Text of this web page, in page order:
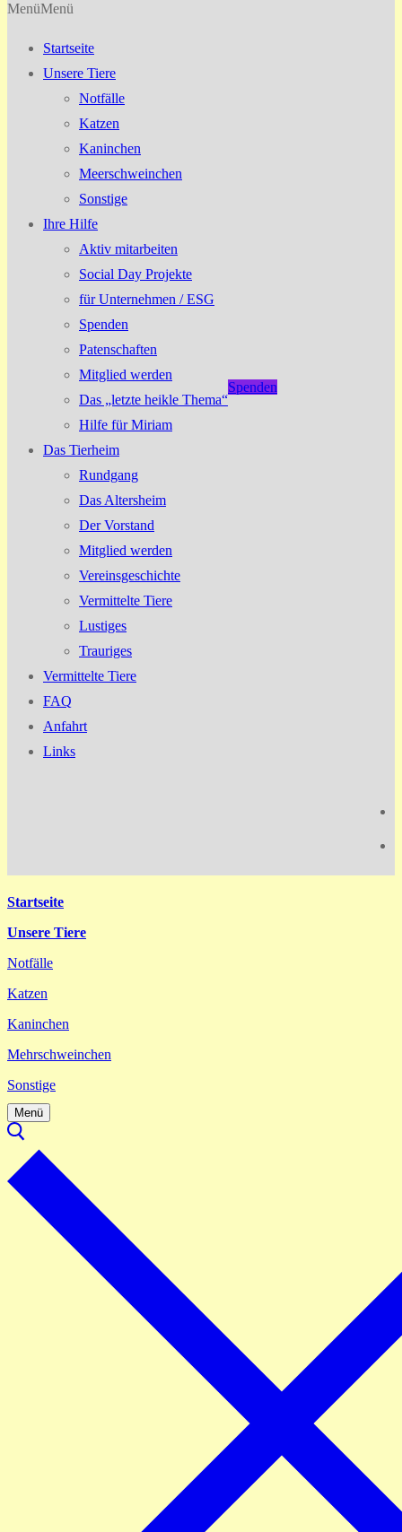
MenüMenü
Startseite
Unsere Tiere
Notfälle
Katzen
Kaninchen
Meerschweinchen
Sonstige
Ihre Hilfe
Aktiv mitarbeiten
Social Day Projekte
für Unternehmen / ESG
Spenden
Patenschaften
Mitglied werden
Das „letzte heikle Thema“
Hilfe für Miriam
Das Tierheim
Rundgang
Das Altersheim
Der Vorstand
Mitglied werden
Vereinsgeschichte
Vermittelte Tiere
Lustiges
Trauriges
Vermittelte Tiere
FAQ
Anfahrt
Links
Spenden
Startseite
Unsere Tiere
Notfälle
Katzen
Kaninchen
Mehrschweinchen
Sonstige
Menü